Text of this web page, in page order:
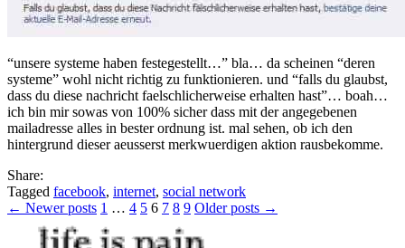
“unsere systeme haben festegestellt…” bla… da scheinen “deren
systeme” wohl nicht richtig zu funktionieren. und “falls du glaubst,
dass du diese nachricht faelschlicherweise erhalten hast”… boah…
ich bin mir sowas von 100% sicher dass mit der angegebenen
mailadresse alles in bester ordnung ist. mal sehen, ob ich den
hintergrund dieser aeusserst merkwuerdigen aktion rausbekomme.
Share:
Tagged facebook, internet, social network
Posts
pagination
← Newer posts 1 … 4 5 6 7 8 9 Older posts →